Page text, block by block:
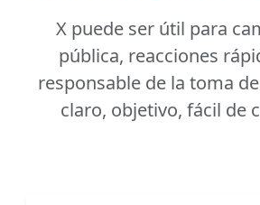
X puede ser útil para
pública, reacciones
responsable de la toma
claro, objetivo, fácil de